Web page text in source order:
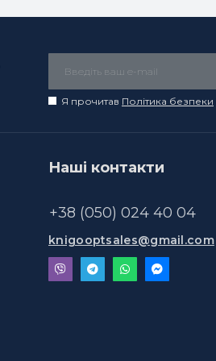
Я прочитав Політика безпеки
Наші контакти
+38 (050) 024 40 04
knigooptsales@gmail.com